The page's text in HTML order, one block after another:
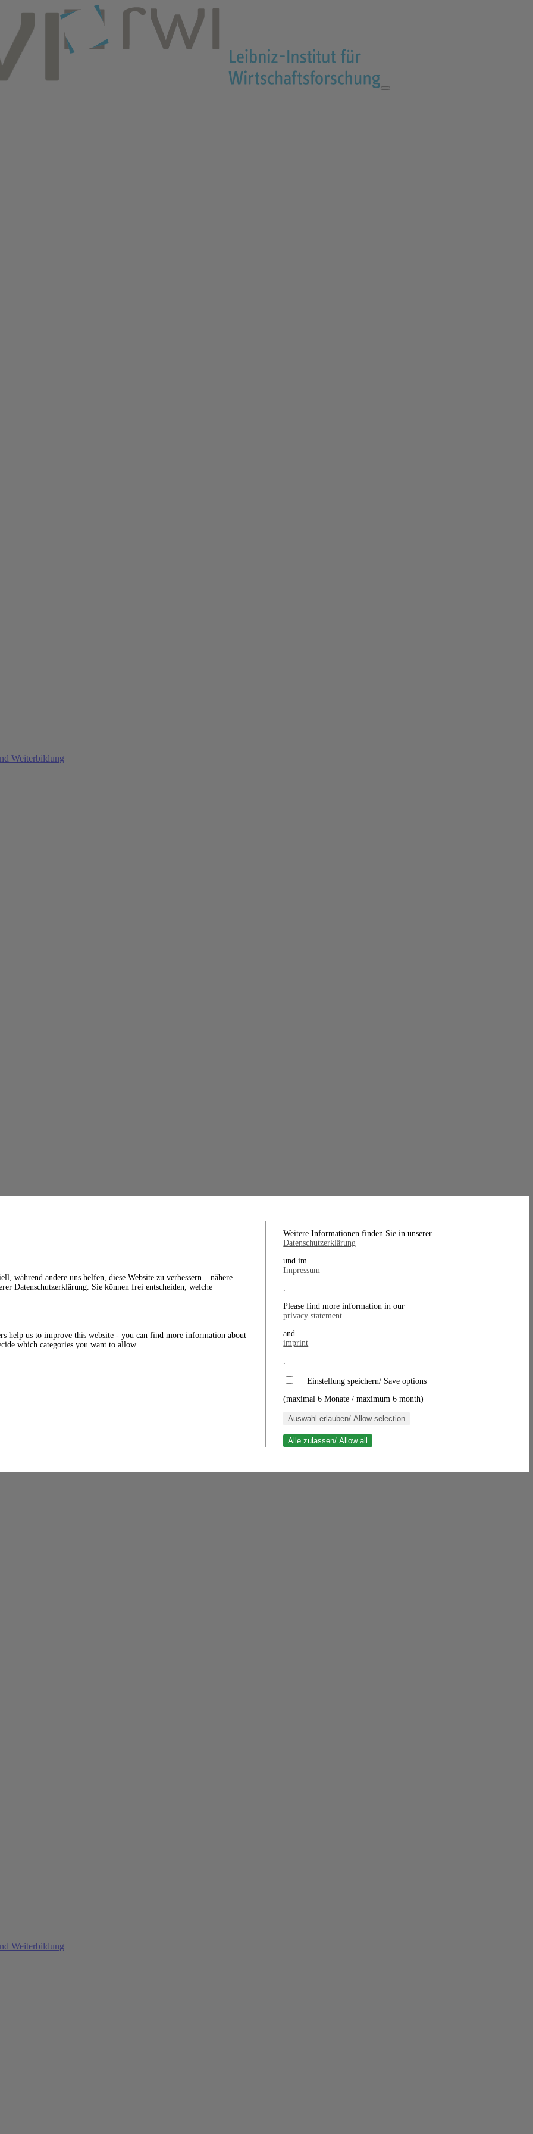
Weiterbildung
Weiterbildung
während andere uns helfen, diese Website zu verbessern – nähere
Datenschutzerklärung. Sie können frei entscheiden, welche
help us to improve this website - you can find more information about
which categories you want to allow.
Weitere Informationen finden Sie in unserer
Datenschutzerklärung
und im
Impressum
.
Please find more information in our
privacy statement
and
imprint
.
Einstellung speichern/ Save options
(maximal 6 Monate / maximum 6 month)
Auswahl erlauben/ Allow selection
Alle zulassen/ Allow all